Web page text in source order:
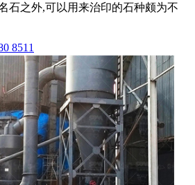
石之外,可以用来治印的石种颇为不
8511